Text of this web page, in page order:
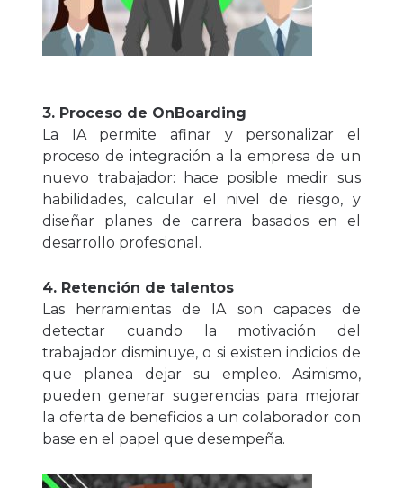
3. Proceso de OnBoarding
La IA permite afinar y personalizar el
proceso de integración a la empresa de un
nuevo trabajador: hace posible medir sus
habilidades, calcular el nivel de riesgo, y
diseñar planes de carrera basados en el
desarrollo profesional.
4. Retención de talentos
Las herramientas de IA son capaces de
detectar cuando la motivación del
trabajador disminuye, o si existen indicios de
que planea dejar su empleo. Asimismo,
pueden generar sugerencias para mejorar
la oferta de beneficios a un colaborador con
base en el papel que desempeña.